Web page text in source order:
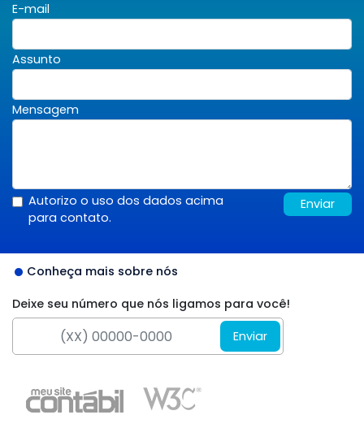
E-mail
Assunto
Mensagem
Autorizo o uso dos dados acima
para contato.
Enviar
Conheça mais sobre nós
Deixe seu número que nós ligamos para você!
Enviar